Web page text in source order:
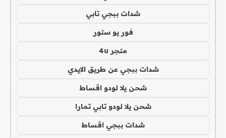
شدات ببجي تابي
فور يو ستور
متجر 4u
شدات ببجي عن طريق الايدي
شحن يلا لودو اقساط
شحن يلا لودو تابي تمارا
شدات ببجي اقساط